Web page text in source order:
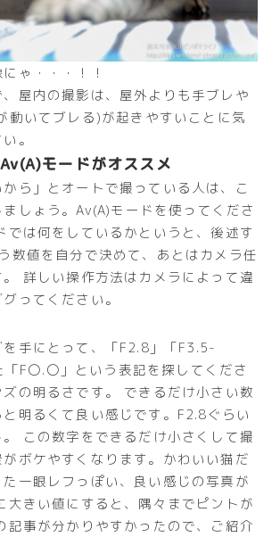
ゃ・・・！！
屋内の撮影は、屋外よりも手ブレや
動いてブレる)が起きやすいことに気
。
モードがオススメ
から」とオートで撮っている人は、こ
しょう。Av(A)モードを使ってくださ
では何をしているかというと、後述す
数値を自分で決めて、あとはカメラ任
詳しい操作方法はカメラによって違
ってください。
を手にとって、「F2.8」「F3.5-
F〇.〇」という表記を探してくださ
の明るさです。 できるだけ小さい数
明るくて良い感じです。F2.8ぐらい
この数字をできるだけ小さくして撮
ボケやすくなります。かわいい猫だ
一眼レフっぽい、良い感じの写真が
大きい値にすると、隅々までピントが
記事が分かりやすかったので、ご紹介